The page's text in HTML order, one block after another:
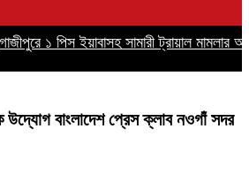
১ পিস ইয়াবাসহ সামারী ট্রায়াল মামলার আসামি
উদ্যোগ বাংলাদেশ প্রেস ক্লাব নওগাঁ সদর